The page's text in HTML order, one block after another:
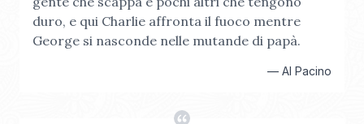
duro, e qui Charlie affronta il fuoco mentre
George si nasconde nelle mutande di papà.
— Al Pacino